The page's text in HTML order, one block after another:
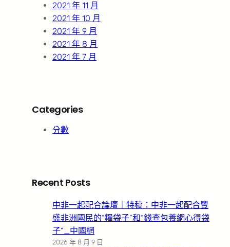
2021 年 11 月
2021 年 10 月
2021 年 9 月
2021 年 8 月
2021 年 7 月
Categories
分數
Recent Posts
中非一起配合論壇｜特稿：中非一起配合豐
盛非洲國民的“糧袋子”和“錢查包養網心得袋
子”_中國網
2026 年 8 月 9 日